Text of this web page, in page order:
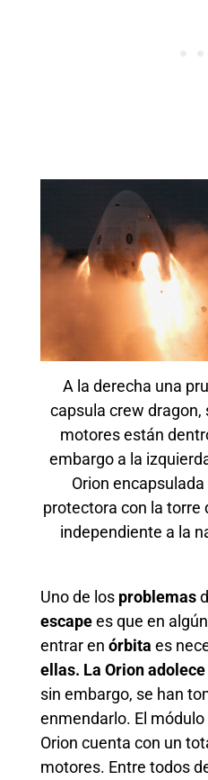
A la derecha una
capsula crew dragon,
motores están
embargo a la
Orion
protectora con la torre
independiente a la
Uno de los problemas
escapees que en
entrar en órbita es
ellas. La Orion
sin embargo, se han
enmendarlo. El
Orion cuenta con un
motores. Entre todos